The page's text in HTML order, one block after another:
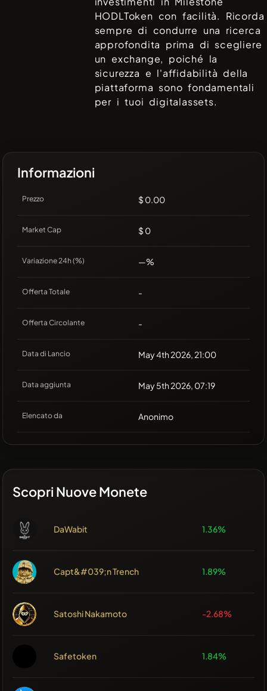
HODLToken con facilità. Ricorda
sempre di condurre una ricerca
approfondita prima di scegliere
un exchange, poiché la
sicurezza e l'affidabilità della
piattaforma sono fondamentali
per i tuoi digitalassets.
Informazioni
Prezzo $ 0.00
Market Cap $ 0
Variazione 24h (%) —%
Offerta Totale -
Offerta Circolante -
Data di Lancio May 4th 2026, 21:00
Data aggiunta May 5th 2026, 07:19
Elencato da Anonimo
Scopri Nuove Monete
DaWabit 1.36%
Capt&#039;n Trench 1.89%
Satoshi Nakamoto -2.68%
Safetoken 1.84%